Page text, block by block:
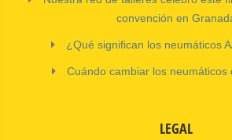
convención en
¿Qué significan los neumáticos
Cuándo cambiar los neumáticos
LEGAL